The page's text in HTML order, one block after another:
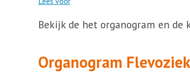
Bekijk de het organogram en de
Organogram